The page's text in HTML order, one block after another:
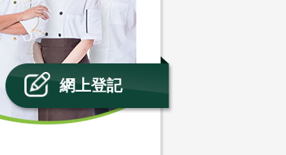
網上登記